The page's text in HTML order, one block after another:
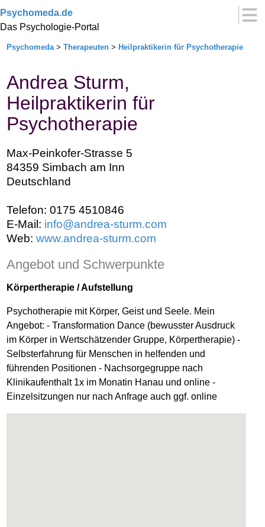
Psychomeda.de
Das Psychologie-Portal
Psychomeda>Therapeuten > Heilpraktikerin für Psychotherapie
Andrea Sturm,
Heilpraktikerin für
Psychotherapie
Max-Peinkofer-Strasse 5
84359 Simbach am Inn
Deutschland
Telefon: 0175 4510846
E-Mail: info@andrea-sturm.com
Web:www.andrea-sturm.com
Angebot und Schwerpunkte
Körpertherapie / Aufstellung
Psychotherapie mit Körper, Geist und Seele. Mein
Angebot: - Transformation Dance (bewusster Ausdruck
im Körper in Wertschätzender Gruppe, Körpertherapie) -
Selbsterfahrung für Menschen in helfenden und
führenden Positionen - Nachsorgegruppe nach
Klinikaufenthalt 1x im Monatin Hanau und online -
Einzelsitzungen nur nach Anfrage auch ggf. online